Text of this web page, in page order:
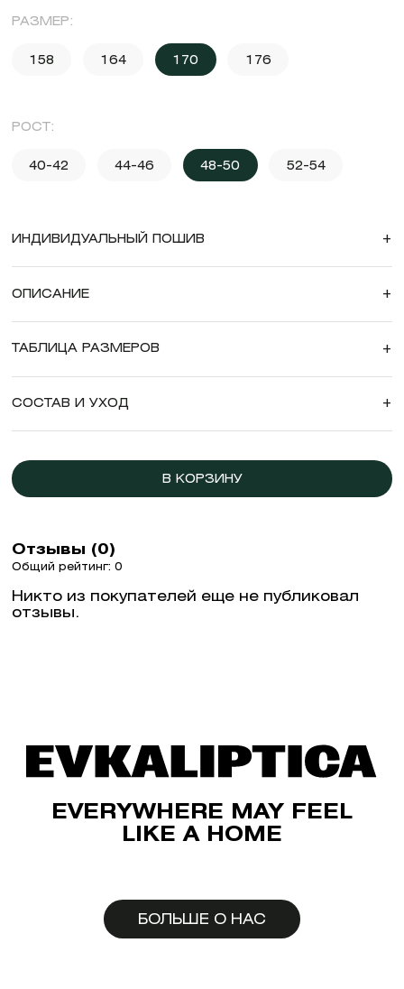
РАЗМЕР:
158 164 170 176
РОСТ:
40-42 44-46 48-50 52-54
ИНДИВИДУАЛЬНЫЙ ПОШИВ +
ОПИСАНИЕ +
ТАБЛИЦА РАЗМЕРОВ +
СОСТАВ И УХОД +
В КОРЗИНУ
Отзывы (0)
Общий рейтинг: 0
Никто из покупателей еще не публиковал
отзывы.
EVERYWHERE MAY FEEL
LIKE A HOME
БОЛЬШЕ О НАС